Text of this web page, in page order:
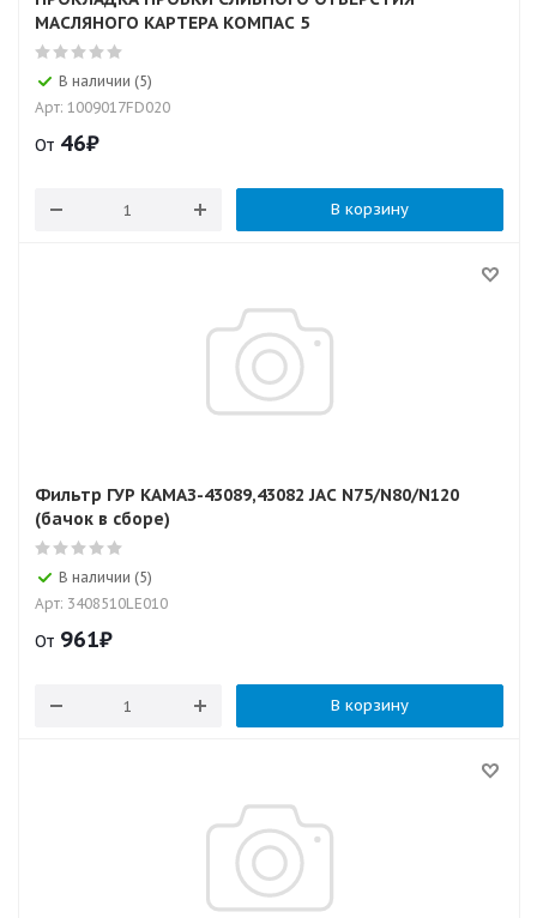
МАСЛЯНОГО КАРТЕРА КОМПАС 5
В наличии (5)
Арт: 1009017FD020
От 46₽
В корзину
Фильтр ГУР КАМАЗ-43089,43082 JAC N75/N80/N120
(бачок в сборе)
В наличии (5)
Арт: 3408510LE010
От 961₽
В корзину